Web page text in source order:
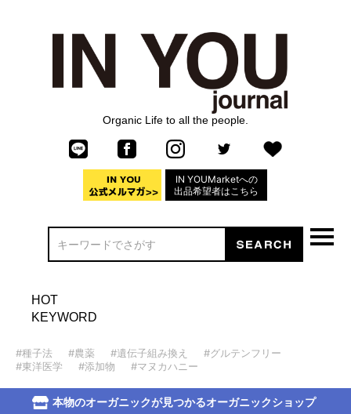
Organic Life to all the people.
IN YOUMarketへの
出品希望者はこちら
HOT
KEYWORD
#種子法 #農薬 #遺伝子組み換え
#グルテンフリー
#東洋医学
#添加物 #マヌカハニー
本物のオーガニックが見つかるオーガニックショップ